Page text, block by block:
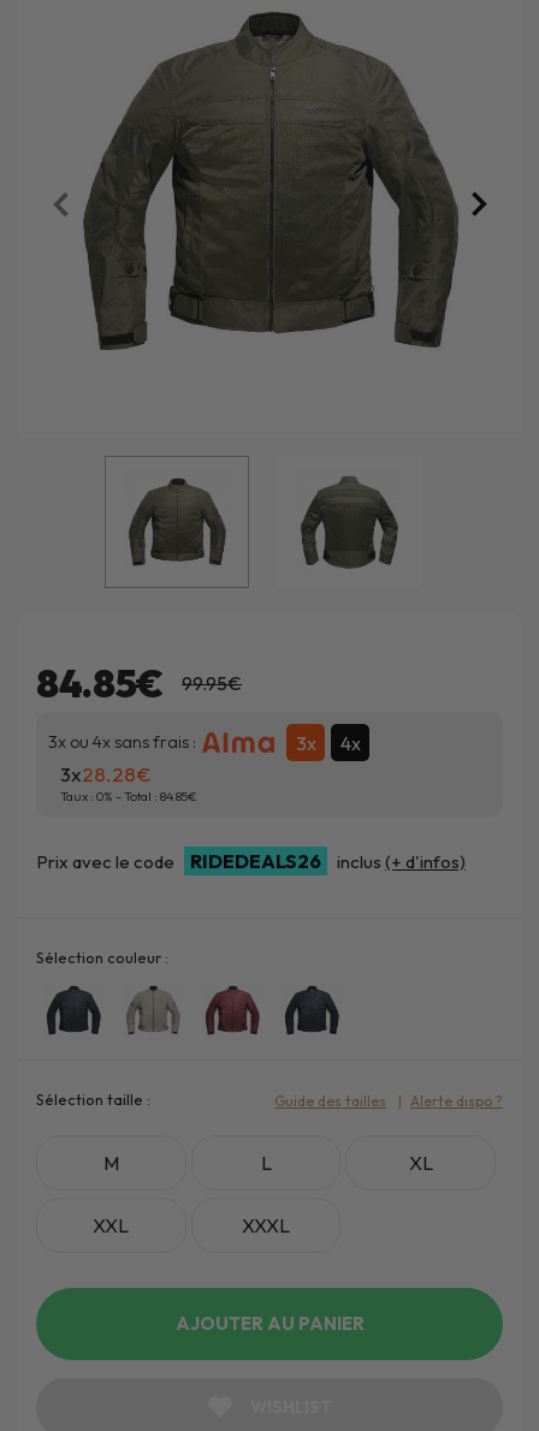
84.85€ 99.95€
3x ou 4x sans frais : 3x 4x
3x28.28
Taux : 0% - Total : 84.85
Prix avec le code RIDEDEALS26 inclus (+ d'infos)
Sélection couleur :
Sélection taille :
M L XL
XXL XXXL
Guide des tailles Alerte dispo ?
AJOUTER AU PANIER